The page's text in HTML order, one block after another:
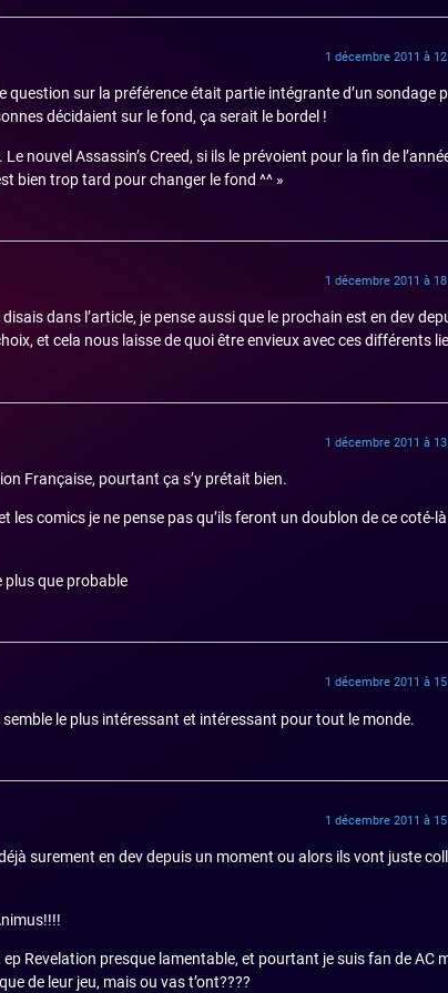
1 décembre 2011 à
question sur la préférence était partie intégrante d’un sondage
décidaient sur le fond, ça serait le bordel !
nouvel Assassin’s Creed, si ils le prévoient pour la fin de
bien trop tard pour changer le fond ^^ »
1 décembre 2011 à
dans l’article, je pense aussi que le prochain est en dev
et cela nous laisse de quoi être envieux avec ces différents
1 décembre 2011 à
Française, pourtant ça s’y prétait bien.
les comics je ne pense pas qu’ils feront un doublon de ce coté-
plus que probable
1 décembre 2011 à
le plus intéressant et intéressant pour tout le monde.
1 décembre 2011 à
surement en dev depuis un moment ou alors ils vont juste
Revelation presque lamentable, et pourtant je suis fan de AC
de leur jeu, mais ou vas t’ont????